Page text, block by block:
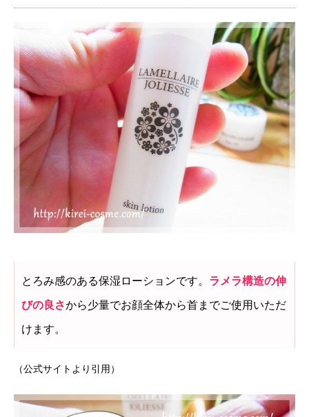
とろみ感のある保湿ローションです。 ラメラ構造の伸
びの良さから少量でお顔全体から首までご使用いただ
けます。
（公式サイトより引用）